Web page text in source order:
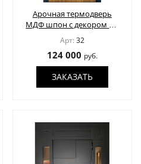
Арочная термодверь
МДФ шпон с декором по
спецзаказу
Арт: 32
124 000 руб.
ЗАКАЗАТЬ